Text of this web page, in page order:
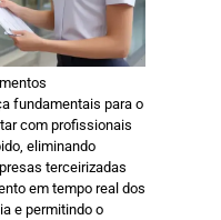
fundamentais para o
com profissionais
eliminando
terceirizadas
em tempo real dos
e permitindo o